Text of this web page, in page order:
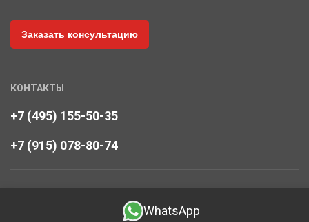
КОНТАКТЫ
+7 (495) 155-50-35
+7 (915) 078-80-74
art-hof@bk.ru
WhatsApp